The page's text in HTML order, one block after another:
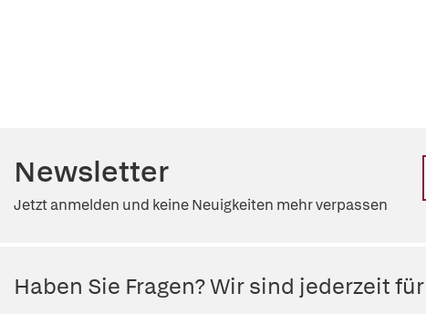
Newsletter
Jetzt anmelden und keine Neuigkeiten mehr verpassen
Haben Sie Fragen? Wir sind jederzeit